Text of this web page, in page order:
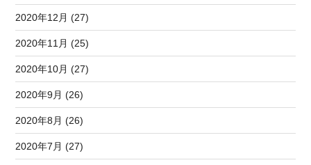
2020年12月 (27)
2020年11月 (25)
2020年10月 (27)
2020年9月 (26)
2020年8月 (26)
2020年7月 (27)